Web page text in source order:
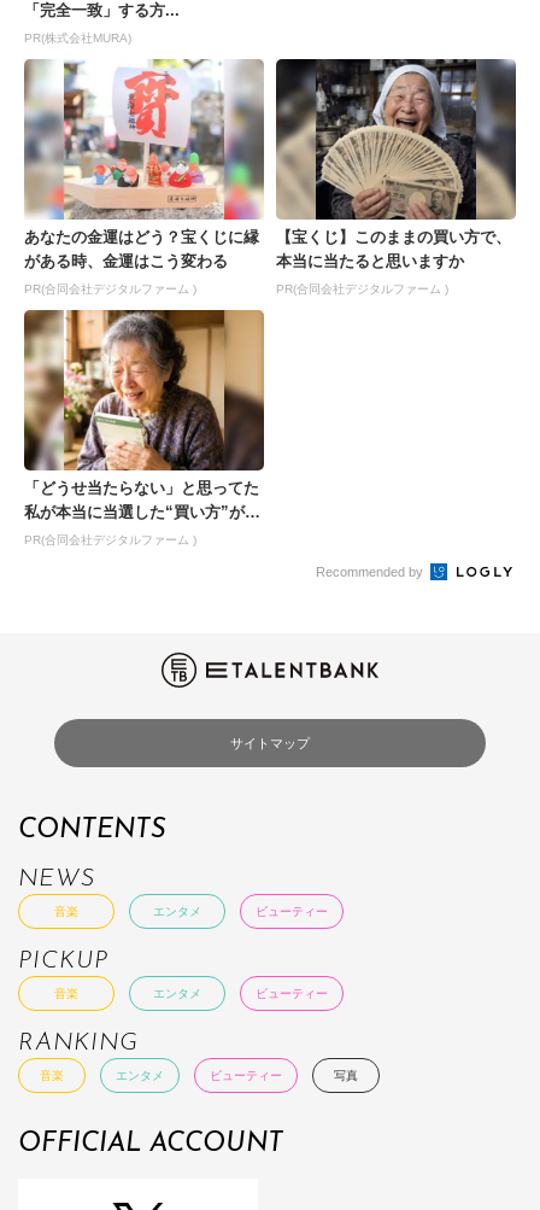
「完全一致」する方...
PR(株式会社MURA)
あなたの金運はどう？宝くじに縁
がある時、金運はこう変わる
PR(合同会社デジタルファーム )
【宝くじ】このままの買い方で、
本当に当たると思いますか
PR(合同会社デジタルファーム )
「どうせ当たらない」と思ってた
私が本当に当選した“買い方”がこ
れ
PR(合同会社デジタルファーム )
Recommended by
サイトマップ
CONTENTS
NEWS
音楽 エンタメ ビューティー
PICKUP
音楽 エンタメ ビューティー
RANKING
音楽 エンタメ ビューティー 写真
OFFICIAL ACCOUNT